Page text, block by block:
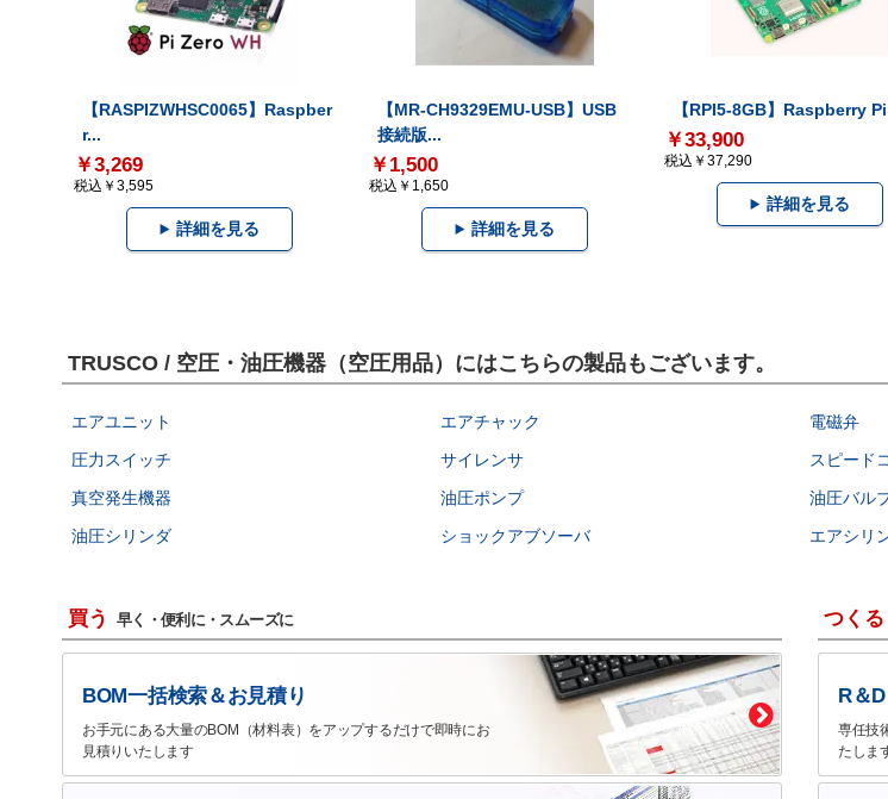
【RASPIZWHSC0065】Raspber
r...
￥3,269
税込￥3,595
詳細を見る
【MR-CH9329EMU-USB】USB
接続版...
￥1,500
税込￥1,650
詳細を見る
【RPI5-8GB】Raspberry
￥33,900
税込￥37,290
詳細を見る
TRUSCO / 空圧・油圧機器（空圧用品）にはこちらの製品もございます。
エアユニット エアチャック 電磁弁
圧力スイッチ
サイレンサ スピード
真空発生機器
油圧ポンプ 油圧バル
油圧シリンダ
ショックアブソーバ エアシリ
買う 早く・便利に・スムーズに
BOM一括検索＆お見積り
お手元にある大量のBOM（材料表）をアップするだけで即時にお
見積りいたします
つくる
R＆
専任技
たしま